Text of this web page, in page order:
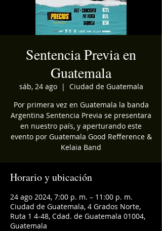
Sentencia Previa en
Guatemala
sáb, 24 ago
  |
Ciudad de Guatemala
Por primera vez en Guatemala la banda
Argentina Sentencia Previa se presentara
en nuestro país, y aperturando este
evento por Guatemala Good Refference &
Kelaia Band
Horario y ubicación
24 ago 2024, 7:00 p. m. – 11:00 p. m.
Ciudad de Guatemala, 4 Grados Norte,
Ruta 1 4-48, Cdad. de Guatemala 01004,
Guatemala